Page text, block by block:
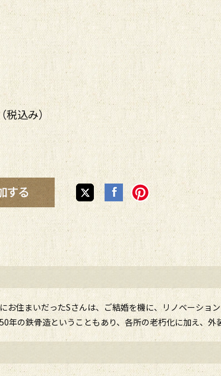
税込み）
お住まいだったSさんは、ご結婚を機に、リノベーショ
年の鉄骨造ということもあり、各所の老朽化に加え、外